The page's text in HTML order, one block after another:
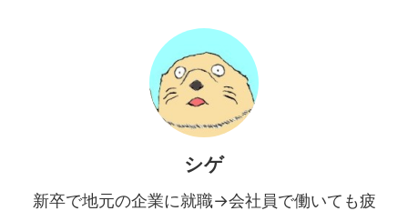
シゲ
新卒で地元の企業に就職→会社員で働いても疲